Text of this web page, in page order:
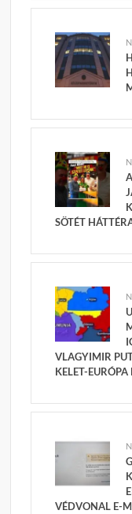
SÖTÉT
VLAGYIMIR
KELET-
VÉDVONAL E-